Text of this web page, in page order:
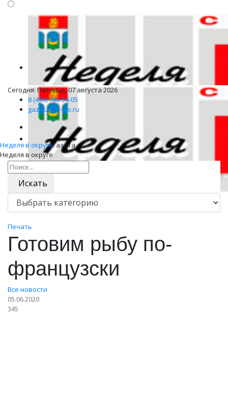
Сегодня: Пятница, 07 августа 2026
8 (495) 786-54-05
gazeta@n-v-o.ru
Неделя в округеГазета
Неделя в округе
Искать
Печать
Готовим рыбу по-
французски
Все новости
05.06.2020
345